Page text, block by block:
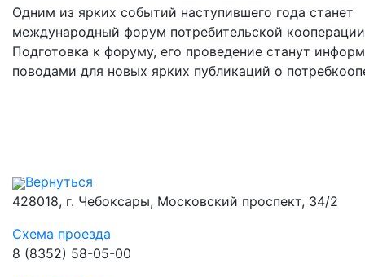
Одним из ярких событий наступившего года станет
международный форум потребительской
Подготовка к форуму, его проведение станут
поводами для новых ярких публикаций о
Вернуться
428018, г. Чебоксары, Московский проспект, 34/2
Схема проезда
8 (8352) 58-05-00